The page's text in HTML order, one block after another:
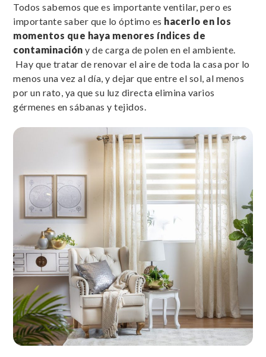
Todos sabemos que es importante ventilar, pero es
importante saber que lo óptimo es hacerlo en los
momentos que haya menores índices de
contaminación y de carga de polen en el ambiente.
Hay que tratar de renovar el aire de toda la casa por lo
menos una vez al día, y dejar que entre el sol, al menos
por un rato, ya que su luz directa elimina varios
gérmenes en sábanas y tejidos.